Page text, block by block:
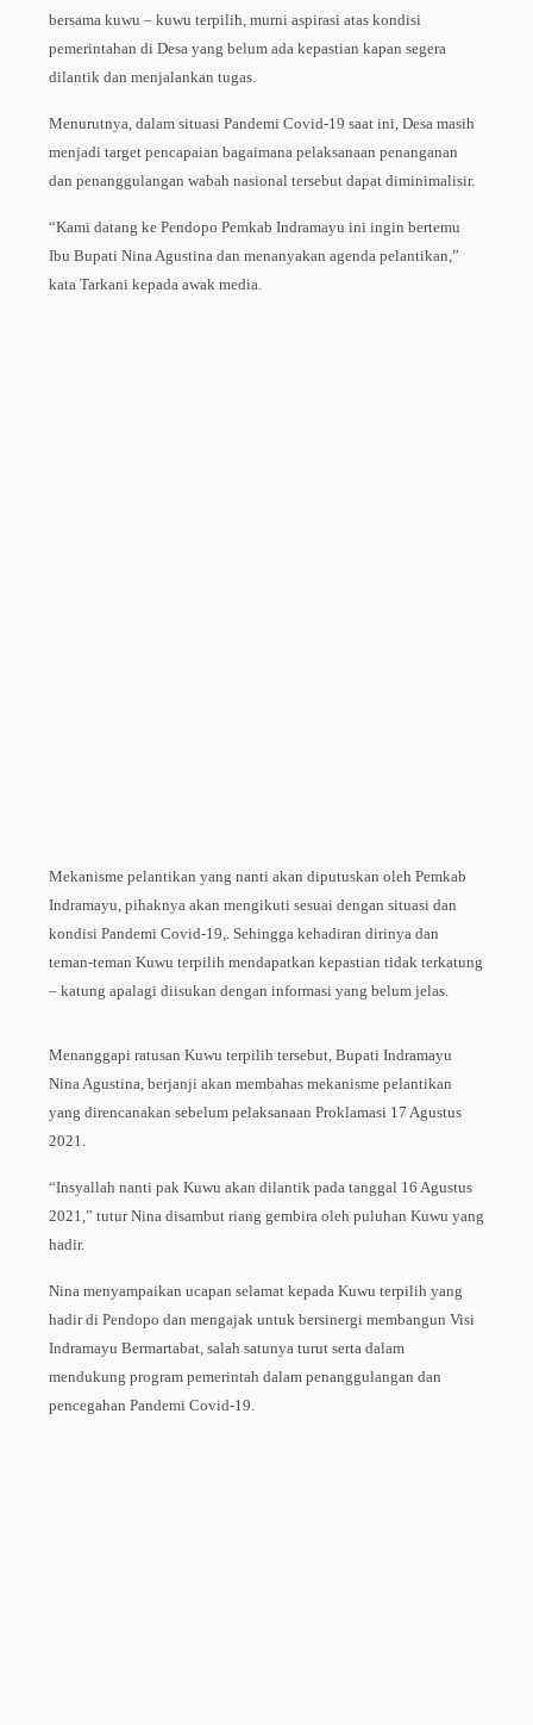
bersama kuwu – kuwu terpilih, murni aspirasi atas kondisi
pemerintahan di Desa yang belum ada kepastian kapan segera
dilantik dan menjalankan tugas.
Menurutnya, dalam situasi Pandemi Covid-19 saat ini, Desa masih
menjadi target pencapaian bagaimana pelaksanaan penanganan
dan penanggulangan wabah nasional tersebut dapat diminimalisir.
“Kami datang ke Pendopo Pemkab Indramayu ini ingin bertemu
Ibu Bupati Nina Agustina dan menanyakan agenda pelantikan,”
kata Tarkani kepada awak media.
Mekanisme pelantikan yang nanti akan diputuskan oleh Pemkab
Indramayu, pihaknya akan mengikuti sesuai dengan situasi dan
kondisi Pandemi Covid-19,. Sehingga kehadiran dirinya dan
teman-teman Kuwu terpilih mendapatkan kepastian tidak terkatung
– katung apalagi diisukan dengan informasi yang belum jelas.
Menanggapi ratusan Kuwu terpilih tersebut, Bupati Indramayu
Nina Agustina, berjanji akan membahas mekanisme pelantikan
yang direncanakan sebelum pelaksanaan Proklamasi 17 Agustus
2021.
“Insyallah nanti pak Kuwu akan dilantik pada tanggal 16 Agustus
2021,” tutur Nina disambut riang gembira oleh puluhan Kuwu yang
hadir.
Nina menyampaikan ucapan selamat kepada Kuwu terpilih yang
hadir di Pendopo dan mengajak untuk bersinergi membangun Visi
Indramayu Bermartabat, salah satunya turut serta dalam
mendukung program pemerintah dalam penanggulangan dan
pencegahan Pandemi Covid-19.